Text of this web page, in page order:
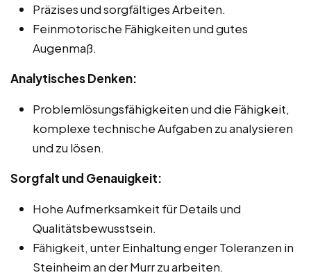
Präzises und sorgfältiges Arbeiten.
Feinmotorische Fähigkeiten und gutes
Augenmaß.
Analytisches Denken:
Problemlösungsfähigkeiten und die Fähigkeit,
komplexe technische Aufgaben zu analysieren
und zu lösen.
Sorgfalt und Genauigkeit:
Hohe Aufmerksamkeit für Details und
Qualitätsbewusstsein.
Fähigkeit, unter Einhaltung enger Toleranzen in
Steinheim an der Murr zu arbeiten.